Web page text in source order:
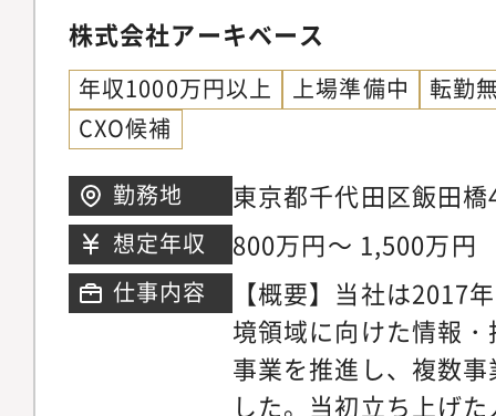
株式会社アーキベース
年収1000万円以上 上場準備中
転勤
CXO候補
勤務地 東京都千代田区飯田
想定年収 800万円～ 1,500万円
仕事内容
【概要】当社は2017
境領域に向けた情報
事業を推進し、複数
した。当初立ち上げ